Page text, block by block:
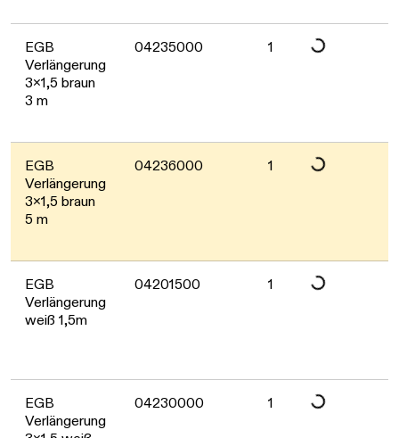
EGB
Verlängerung
3x1,5 braun
3 m
04235000 1 Daten werden
EGB
Verlängerung
3x1,5 braun
5 m
04236000 1 Daten werden
EGB
Verlängerung
weiß 1,5m
04201500 1 Daten werden
EGB
Verlängerung
04230000 1 Daten werden